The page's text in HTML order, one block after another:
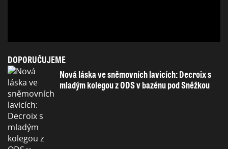
DOPORUČUJEME
Nová láska ve sněmovních lavicích: Decroix s
mladým kolegou z ODS v bazénu pod Sněžkou